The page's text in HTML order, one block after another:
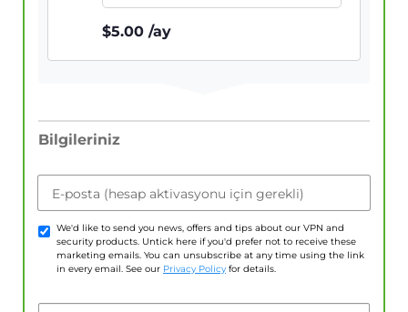
$5.00 /ay
Bilgileriniz
E-posta (hesap aktivasyonu için gerekli)
We'd like to send you news, offers and tips about our VPN and
security products. Untick here if you'd prefer not to receive these
marketing emails. You can unsubscribe at any time using the link
in every email. See our Privacy Policy for details.